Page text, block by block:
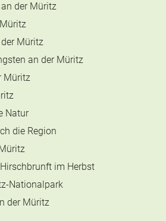
der Müritz
Müritz
an der Müritz
Müritz
Natur
die Region
im Herbst
Nationalpark
der Müritz